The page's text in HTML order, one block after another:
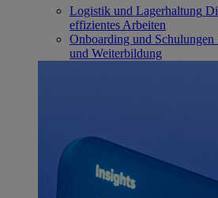
Logistik und Lagerhaltung
effizientes Arbeiten
Onboarding und Schulungen
und Weiterbildung